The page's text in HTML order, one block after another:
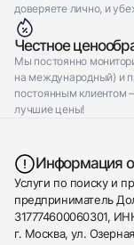
доверяете лично, и
Честное
Мы постоянно
на международный) и
постоянным клиентом
лучшие цены!
Информация о
Услуги по поиску и
предприниматель
317774600060301,
г. Москва, ул.